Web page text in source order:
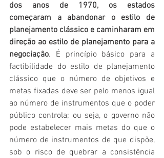
dos anos de 1970, os estados
começaram a abandonar o estilo de
planejamento clássico e caminharam em
direção ao estilo de planejamento para a
negociação. É princípio básico para a
factibilidade do estilo de planejamento
clássico que o número de objetivos e
metas fixadas deve ser pelo menos igual
ao número de instrumentos que o poder
público controla; ou seja, o governo não
pode estabelecer mais metas do que o
número de instrumentos de que dispõe,
sob o risco de quebrar a consistência